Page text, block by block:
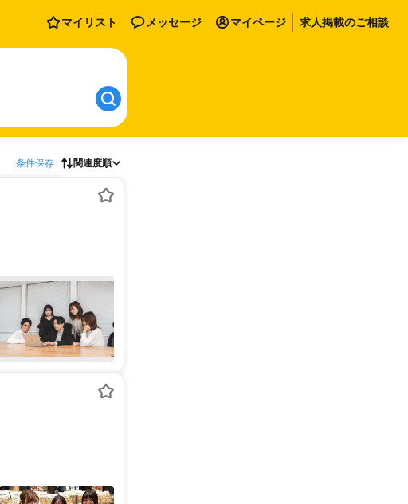
マイリスト メッセージ マイページ 求人掲載のご相談
条件保存 関連度順